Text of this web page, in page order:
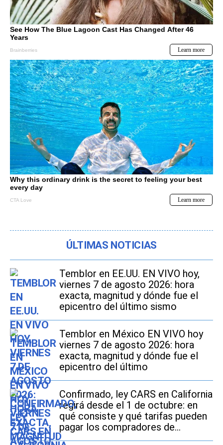
ÚLTIMAS NOTICIAS
Temblor en EE.UU. EN VIVO hoy,
viernes 7 de agosto 2026: hora
exacta, magnitud y dónde fue el
epicentro del último sismo
Temblor en México EN VIVO hoy
viernes 7 de agosto 2026: hora
exacta, magnitud y dónde fue el
epicentro del último
Confirmado, ley CARS en California
regirá desde el 1 de octubre: en
qué consiste y qué tarifas pueden
pagar los compradores de
vehículos usados